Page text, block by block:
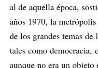
al de aquella época,
años 1970, la
de los grandes temas de
tales como democracia,
aunque no era un